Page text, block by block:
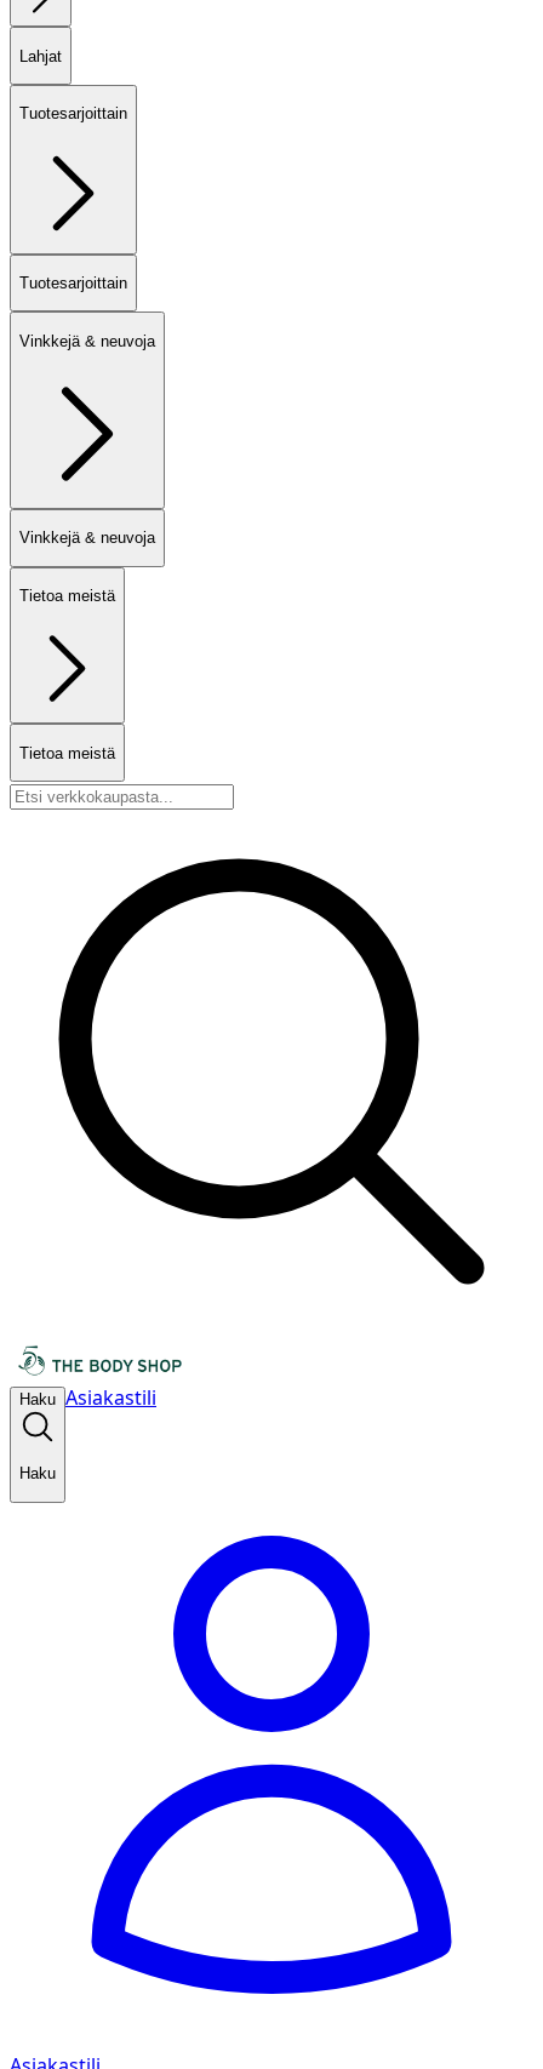
Lahjat
Tuotesarjoittain
Tuotesarjoittain
Vinkkejä & neuvoja
Vinkkejä & neuvoja
Tietoa meistä
Tietoa meistä
Haku
Haku
Asiakastili